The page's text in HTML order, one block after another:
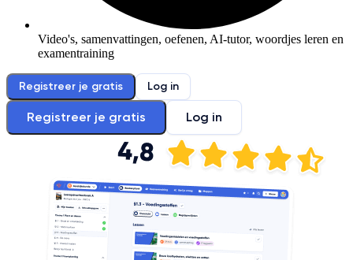
Video's, samenvattingen, oefenen, AI-tutor, woordjes leren en
examentraining
Registreer je gratis Log in
Registreer je gratis Log in